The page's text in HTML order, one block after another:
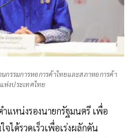
กรรมการหอการค้าไทยและสภาหอการค้า
แห่งประเทศไทย
แหน่งรองนายกรัฐมนตรี เพื่อ
ได้รวดเร็วเพื่อเร่งผลักดัน